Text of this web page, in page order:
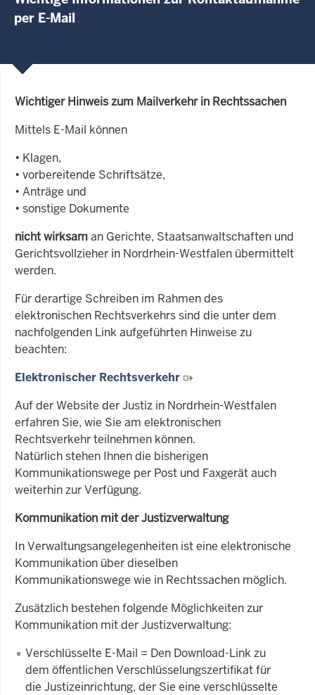
per E-Mail
Wichtiger Hinweis zum Mailverkehr in Rechtssachen
Mittels E-Mail können
• Klagen,
• vorbereitende Schriftsätze,
• Anträge und
• sonstige Dokumente
nicht wirksaman Gerichte, Staatsanwaltschaften und
Gerichtsvollzieher in Nordrhein-Westfalen übermittelt
werden.
Für derartige Schreiben im Rahmen des
elektronischen Rechtsverkehrs sind die unter dem
nachfolgenden Link aufgeführten Hinweise zu
beachten:
Elektronischer Rechtsverkehr
Auf der Website der Justiz in Nordrhein-Westfalen
erfahren Sie, wie Sie am elektronischen
Rechtsverkehr teilnehmen können.
Natürlich stehen Ihnen die bisherigen
Kommunikationswege per Post und Faxgerät auch
weiterhin zur Verfügung.
Kommunikation mit der Justizverwaltung
In Verwaltungsangelegenheiten ist eine elektronische
Kommunikation über dieselben
Kommunikationswege wie in Rechtssachen möglich.
Zusätzlich bestehen folgende Möglichkeiten zur
Kommunikation mit der Justizverwaltung:
Verschlüsselte E-Mail = Den Download-Link zu
dem öffentlichen Verschlüsselungszertifikat für
die Justizeinrichtung, der Sie eine verschlüsselte